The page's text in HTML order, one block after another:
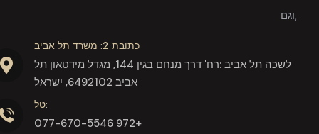
וגם,
כתובת 2: משרד תל אביב
לשכה תל אביב :רח' דרך מנחם בגין 144, מגדל מידטאון תל
אביב 6492102, ישראל
טל:
077-670-5546 972+